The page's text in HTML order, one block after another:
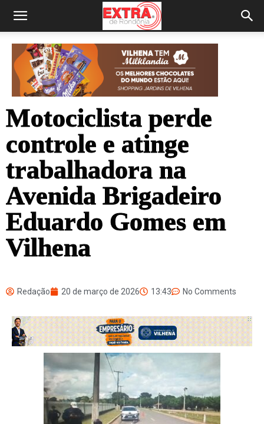
Motociclista perde
controle e atinge
trabalhadora na
Avenida Brigadeiro
Eduardo Gomes em
Vilhena
Redação 20 de março de 2026 13:43 No Comments